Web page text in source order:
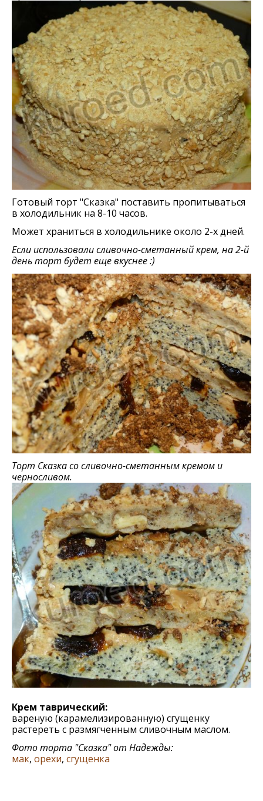
Готовый торт "Сказка" поставить пропитываться
в холодильник на 8-10 часов.
Может храниться в холодильнике около 2-х дней.
Если использовали сливочно-сметанный крем, на 2-й
день торт будет еще вкуснее :)
Торт Сказка со сливочно-сметанным кремом и
черносливом.
Крем таврический:
вареную (карамелизированную) сгущенку
растереть с размягченным сливочным маслом.
Фото торта "Сказка" от Надежды:
мак, орехи, сгущенка